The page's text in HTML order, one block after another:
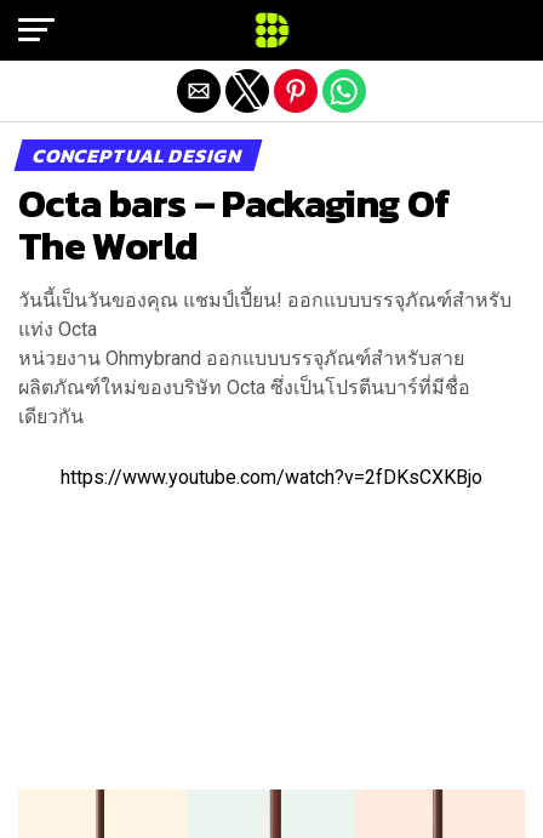
CONCEPTUAL DESIGN
Octa bars – Packaging Of
The World
วันนี้เป็นวันของคุณ แชมป์เปี้ยน! ออกแบบบรรจุภัณฑ์สำหรับ
แท่ง Octa
หน่วยงาน Ohmybrand ออกแบบบรรจุภัณฑ์สำหรับสาย
ผลิตภัณฑ์ใหม่ของบริษัท Octa ซึ่งเป็นโปรตีนบาร์ที่มีชื่อ
เดียวกัน
https://www.youtube.com/watch?v=2fDKsCXKBjo
Exit mobile version